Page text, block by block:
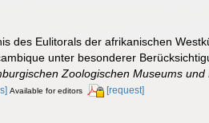
des Eulitorals der afrikanischen
unter besonderer
Zoologischen Museums und
Available for editors [request]